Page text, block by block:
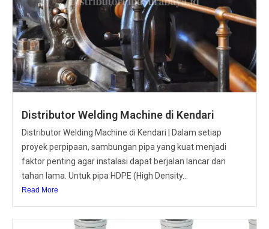
Distributor Welding Machine di Kendari
Distributor Welding Machine di Kendari | Dalam setiap
proyek perpipaan, sambungan pipa yang kuat menjadi
faktor penting agar instalasi dapat berjalan lancar dan
tahan lama. Untuk pipa HDPE (High Density...
Read More